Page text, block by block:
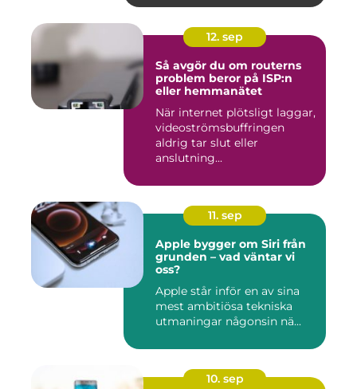
12. sep
Så avgör du om routerns
problem beror på ISP:n
eller hemmanätet
När internet plötsligt laggar,
videoströmsbuffringen
aldrig tar slut eller
anslutning...
11. sep
Apple bygger om Siri från
grunden – vad väntar vi
oss?
Apple står inför en av sina
mest ambitiösa tekniska
utmaningar någonsin nä...
10. sep